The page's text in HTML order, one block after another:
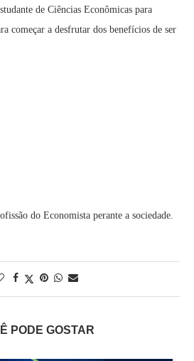
de Ciências Econômicas para
começar a desfrutar dos benefícios de ser
do Economista perante a sociedade.
PODE GOSTAR